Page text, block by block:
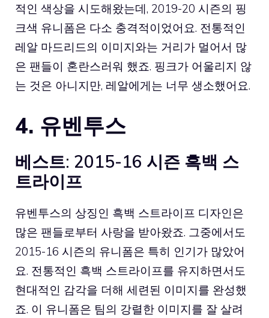
적인 색상을 시도해왔는데, 2019-20 시즌의 핑
크색 유니폼은 다소 충격적이었어요. 전통적인
레알 마드리드의 이미지와는 거리가 멀어서 많
은 팬들이 혼란스러워 했죠. 핑크가 어울리지 않
는 것은 아니지만, 레알에게는 너무 생소했어요.
4. 유벤투스
베스트: 2015-16 시즌 흑백 스
트라이프
유벤투스의 상징인 흑백 스트라이프 디자인은
많은 팬들로부터 사랑을 받아왔죠. 그중에서도
2015-16 시즌의 유니폼은 특히 인기가 많았어
요. 전통적인 흑백 스트라이프를 유지하면서도
현대적인 감각을 더해 세련된 이미지를 완성했
죠. 이 유니폼은 팀의 강렬한 이미지를 잘 살려